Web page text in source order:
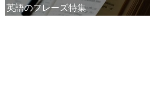
英語のフレーズ特集